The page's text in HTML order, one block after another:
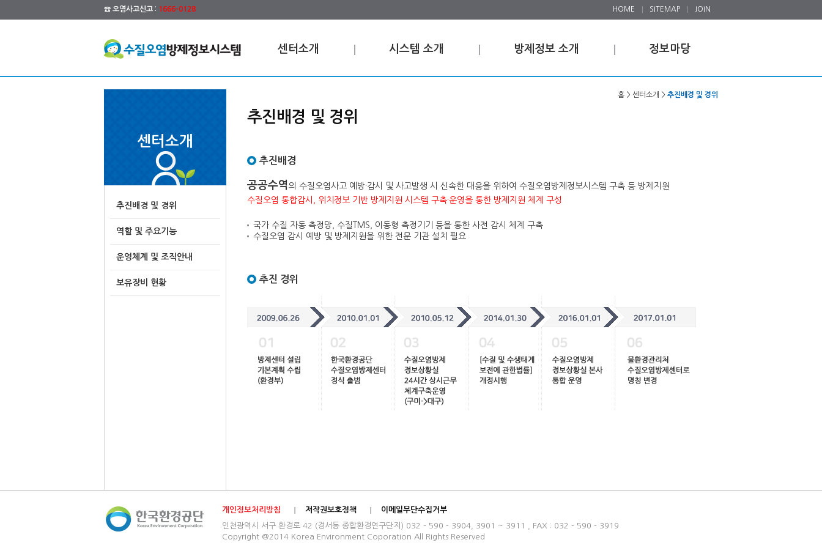
☎ 오염사고신고 : 1666-0128 HOME SITEMAP JOIN
센터소개 시스템 소개 방제정보 소개 정보마당
센터소개
추진배경 및 경위
역할 및 주요기능
운영체계 및 조직안내
보유장비 현황
홈 > 센터소개 > 추진배경 및 경위
추진배경 및 경위
추진배경
공공수역 의 수질오염사고 예방·감시 및 사고발생 시 신속한 대응을 위하여 수질오염방제정보시스템 구축 등 방제지원
수질오염 통합감시, 위치정보 기반 방제지원 시스템 구축·운영을 통한 방제지원 체계 구성
국가 수질 자동 측정망, 수질TMS, 이동형 측정기기 등을 통한 사전 감시 체계 구축
수질오염 감시 예방 및 방제지원을 위한 전문 기관 설치 필요
추진 경위
개인정보처리방침 저작권보호정책
이메일무단수집거부
인천광역시 서구 환경로 42 (경서동 종합환경연구단지) 032 - 590 - 3904, 3901 ~ 3911 , FAX : 032 - 590 - 3919
Copyright @2014 Korea Environment Coporation All Rights Reserved